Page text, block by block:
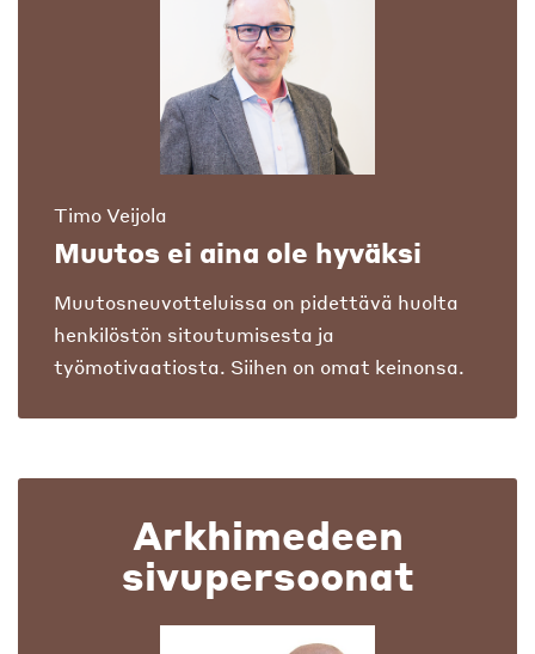
Timo Veijola
Muutos ei aina ole hyväksi
Muutosneuvotteluissa on pidettävä huolta
henkilöstön sitoutumisesta ja
työmotivaatiosta. Siihen on omat keinonsa.
Arkhimedeen
sivupersoonat